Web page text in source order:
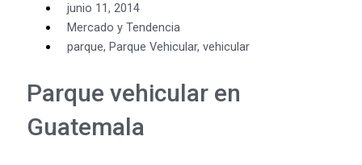
junio 11, 2014
Mercado y Tendencia
parque, Parque Vehicular, vehicular
Parque vehicular en
Guatemala